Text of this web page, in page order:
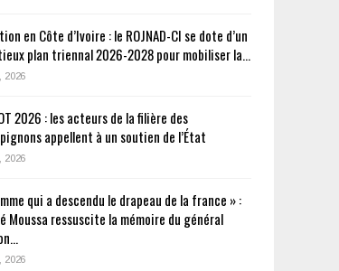
en Côte d’Ivoire : le ROJNAD-CI se dote d’un
plan triennal 2026-2028 pour mobiliser la…
2026
2026 : les acteurs de la filière des
appellent à un soutien de l’État
2026
qui a descendu le drapeau de la france » :
Moussa ressuscite la mémoire du général
2026